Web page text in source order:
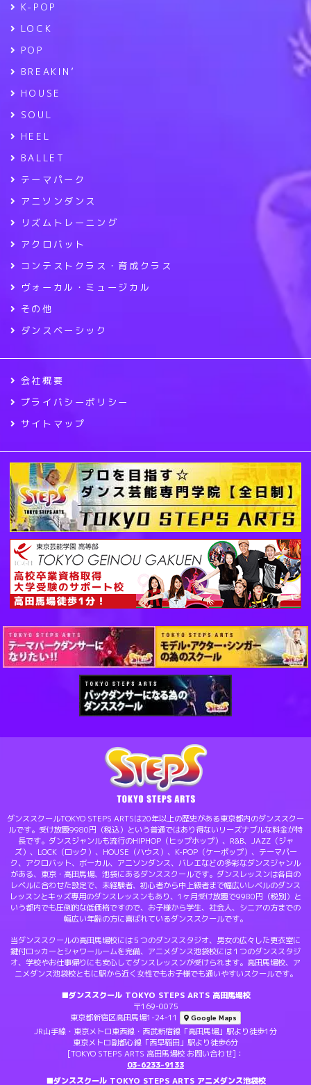
K-POP
LOCK
POP
BREAKIN’
HOUSE
SOUL
HEEL
BALLET
テーマパーク
アニソンダンス
リズムトレーニング
アクロバット
コンテストクラス・育成クラス
ヴォーカル・ミュージカル
その他
ダンスベーシック
会社概要
プライバシーポリシー
サイトマップ
ダンススクールTOKYO STEPS ARTSは20年以上の歴史がある東京都内のダンススクー
ルです。受け放題9980円（税込）という普通ではあり得ないリーズナブルな料金が特
長です。ダンスジャンルも流行のHIPHOP（ヒップホップ）、R&B、JAZZ（ジャ
ズ）、LOCK（ロック）、HOUSE（ハウス）、K-POP（ケーポップ）、テーマパー
ク、アクロバット、ボーカル、アニソンダンス、バレエなどの多彩なダンスジャンル
がある、東京・高田馬場、池袋にあるダンススクールです。ダンスレッスンは各自の
レベルに合わせた設定で、未経験者、初心者から中上級者まで幅広いレベルのダンス
レッスンとキッズ専用のダンスレッスンもあり、1ヶ月受け放題で9980円（税別）と
いう都内でも圧倒的な低価格ですので、お子様から学生、社会人、シニアの方までの
幅広い年齢の方に喜ばれているダンススクールです。
当ダンススクールの高田馬場校には５つのダンススタジオ、男女の広々した更衣室に
鍵付ロッカーとシャワールームを完備、アニメダンス池袋校には１つのダンススタジ
オ、学校やお仕事帰りにも安心してダンスレッスンが受けられます。高田馬場校、ア
ニメダンス池袋校ともに駅から近く女性でもお子様でも通いやすいスクールです。
■ダンススクール TOKYO STEPS ARTS 高田馬場校
〒169-0075
東京都新宿区高田馬場1-24-11
Google Maps
JR山手線・東京メトロ東西線・西武新宿線「高田馬場」駅より徒歩1分
東京メトロ副都心線「西早稲田」駅より徒歩6分
[TOKYO STEPS ARTS 高田馬場校 お問い合わせ]：
03-6233-9133
■ダンススクール TOKYO STEPS ARTS アニメダンス池袋校